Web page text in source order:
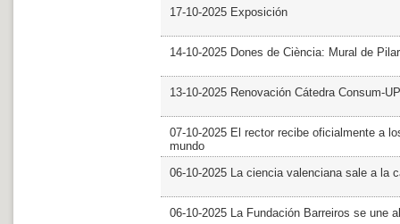
17-10-2025 Exposición
14-10-2025 Dones de Ciència: Mural de
13-10-2025 Renovación Cátedra Consum-
07-10-2025 El rector recibe oficialmente a
mundo
06-10-2025 La ciencia valenciana sale a la
06-10-2025 La Fundación Barreiros se une